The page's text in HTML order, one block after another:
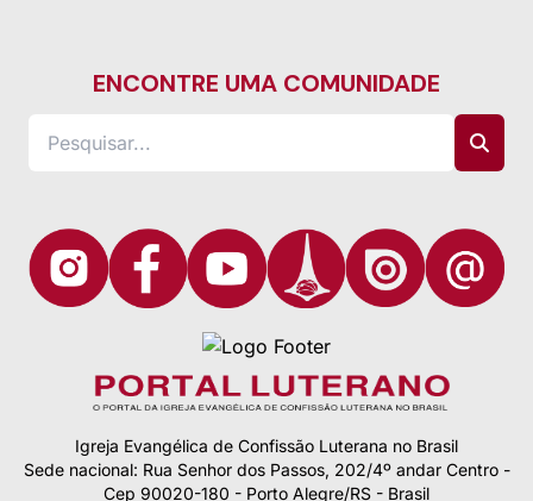
ENCONTRE UMA COMUNIDADE
Igreja Evangélica de Confissão Luterana no Brasil
Sede nacional: Rua Senhor dos Passos, 202/4º andar Centro -
Cep 90020-180 - Porto Alegre/RS - Brasil